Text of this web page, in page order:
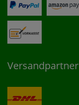
Versandpartner